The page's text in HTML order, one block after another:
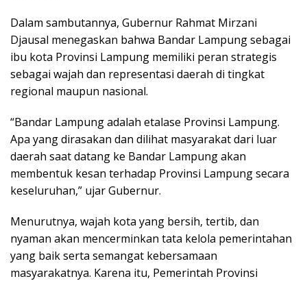
Dalam sambutannya, Gubernur Rahmat Mirzani
Djausal menegaskan bahwa Bandar Lampung sebagai
ibu kota Provinsi Lampung memiliki peran strategis
sebagai wajah dan representasi daerah di tingkat
regional maupun nasional.
“Bandar Lampung adalah etalase Provinsi Lampung.
Apa yang dirasakan dan dilihat masyarakat dari luar
daerah saat datang ke Bandar Lampung akan
membentuk kesan terhadap Provinsi Lampung secara
keseluruhan,” ujar Gubernur.
Menurutnya, wajah kota yang bersih, tertib, dan
nyaman akan mencerminkan tata kelola pemerintahan
yang baik serta semangat kebersamaan
masyarakatnya. Karena itu, Pemerintah Provinsi